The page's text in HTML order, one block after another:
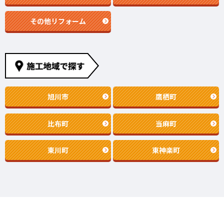
その他リフォーム
旭川市 鷹栖町
比布町 当麻町
東川町 東神楽町